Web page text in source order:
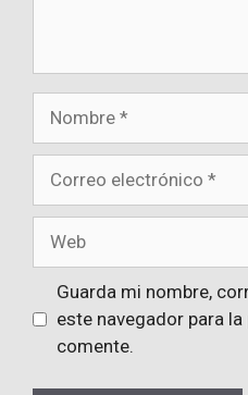
Guarda mi nombre,
este navegador para
comente.